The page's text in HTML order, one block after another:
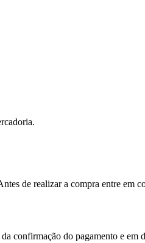
de realizar a compra entre
confirmação do pagamento e em